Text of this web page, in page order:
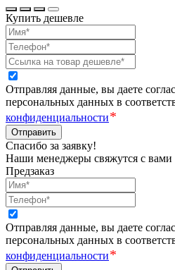
Купить дешевле
Отправляя данные, вы даете
персональных данных в
конфиденциальности*
Отправить
Спасибо за заявку!
Наши менеджеры свяжутся с
Предзаказ
Отправляя данные, вы даете
персональных данных в
конфиденциальности*